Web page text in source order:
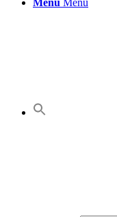
Menü Menü